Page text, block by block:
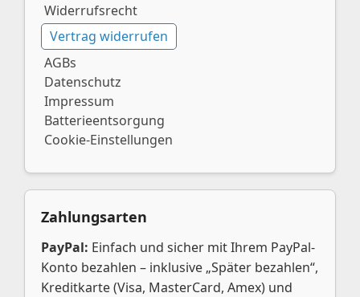
Widerrufsrecht
Vertrag widerrufen
AGBs
Datenschutz
Impressum
Batterieentsorgung
Cookie-Einstellungen
Zahlungsarten
PayPal: Einfach und sicher mit Ihrem PayPal-
Konto bezahlen – inklusive „Später bezahlen“,
Kreditkarte (Visa, MasterCard, Amex) und